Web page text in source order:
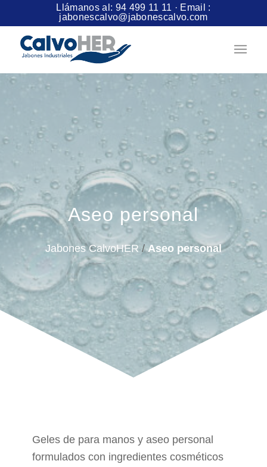
Llámanos al: 94 499 11 11 · Email :
jabonescalvo@jabonescalvo.com
Aseo personal
Jabones CalvoHER /Aseo personal
Geles de para manos y aseo personal
formulados con ingredientes cosméticos